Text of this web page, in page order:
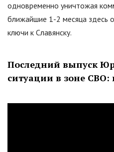
одновременно уничтожая
ближайшие 1-2 месяца
ключи к Славянску.
Последний выпуск
ситуации в зоне СВО: